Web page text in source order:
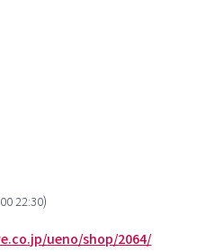
22:30)
ueno/shop/2064/